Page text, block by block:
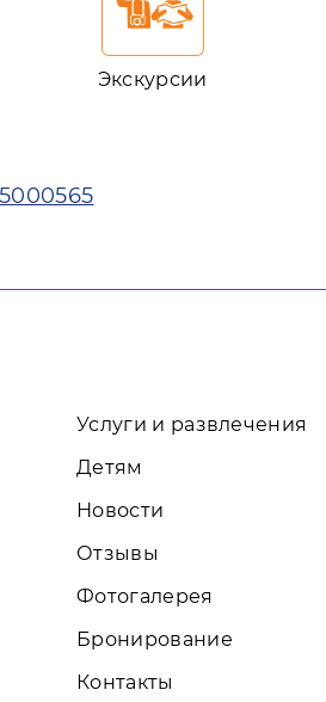
Экскурсии
Услуги и развлечения
Детям
Новости
Отзывы
Фотогалерея
Бронирование
Контакты